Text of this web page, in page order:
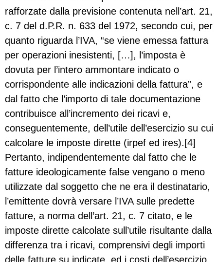
rafforzate dalla previsione contenuta nell’art. 21,
c. 7 del d.P.R. n. 633 del 1972, secondo cui, per
quanto riguarda l’IVA, “se viene emessa fattura
per operazioni inesistenti, […], l’imposta è
dovuta per l’intero ammontare indicato o
corrispondente alle indicazioni della fattura”, e
dal fatto che l’importo di tale documentazione
contribuisce all’incremento dei ricavi e,
conseguentemente, dell’utile dell’esercizio su cui
calcolare le imposte dirette (irpef ed ires).[4]
Pertanto, indipendentemente dal fatto che le
fatture ideologicamente false vengano o meno
utilizzate dal soggetto che ne era il destinatario,
l’emittente dovrà versare l’IVA sulle predette
fatture, a norma dell’art. 21, c. 7 citato, e le
imposte dirette calcolate sull’utile risultante dalla
differenza tra i ricavi, comprensivi degli importi
delle fatture su indicate, ed i costi dell’esercizio.